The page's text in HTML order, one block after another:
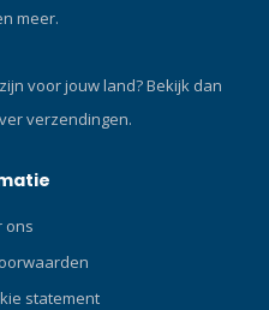
glijdt. Design zonder rits met
gemakkelijker. Klik hier en
lees onze Blog over
Everflex 5mm is wellicht de
duikschoen waar u ooit uw
voet in heeft gestoken.
meer.
voor jouw land?Bekijk dan
verzendingen.
ons
statement